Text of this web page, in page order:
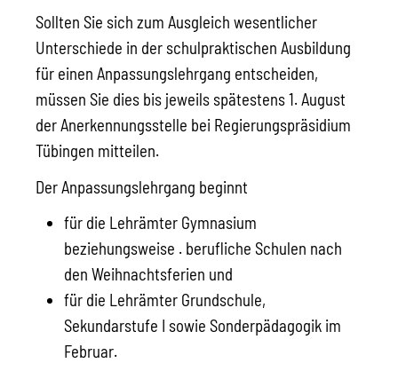
Sollten Sie sich zum Ausgleich wesentlicher
Unterschiede in der schulpraktischen Ausbildung
für einen Anpassungslehrgang entscheiden,
müssen Sie dies bis jeweils spätestens 1. August
der Anerkennungsstelle bei Regierungspräsidium
Tübingen mitteilen.
Der Anpassungslehrgang beginnt
für die Lehrämter Gymnasium
beziehungsweise . berufliche Schulen nach
den Weihnachtsferien und
für die Lehrämter Grundschule,
Sekundarstufe I sowie Sonderpädagogik im
Februar.